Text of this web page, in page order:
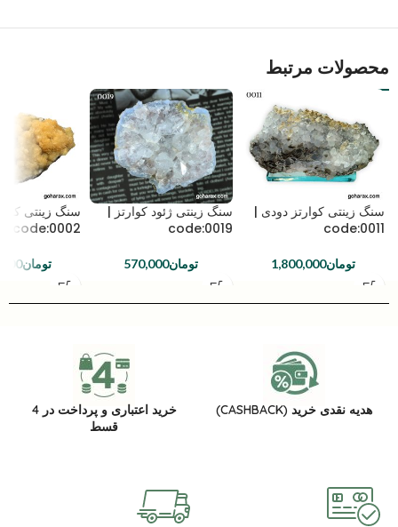
محصولات مرتبط
سنگ زینتی کوارتز دودی |
code:0011
تومان1,800,000
سنگ زینتی ژئود کوارتز |
code:0019
تومان570,000
سنگ زینتی
code:0002
تومان
هدیه نقدی خرید (CASHBACK)
خرید اعتباری و پرداخت در 4
قسط